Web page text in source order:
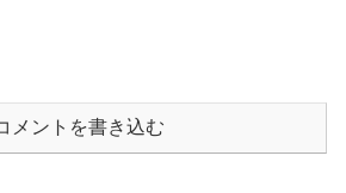
メントを書き込む